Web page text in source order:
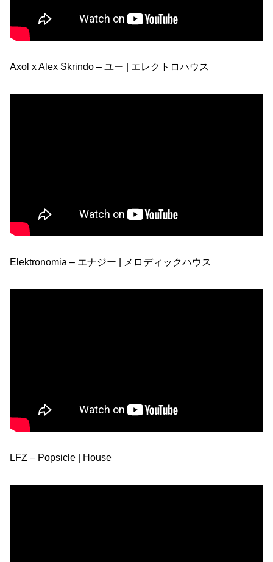
Axol x Alex Skrindo – ユー | エレクトロハウス
Elektronomia – エナジー | メロディックハウス
LFZ – Popsicle | House